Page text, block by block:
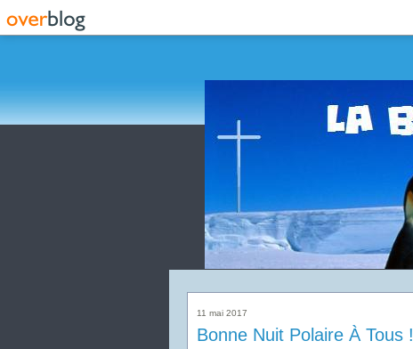
11 mai 2017
Bonne Nuit Polaire À Tous !